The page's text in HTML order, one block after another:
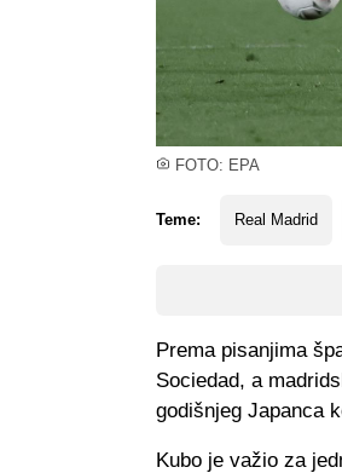
FOTO: EPA
Teme: Real Madrid
Prema pisanjima
Sociedad, a
godišnjeg Japanca
Kubo je važio za